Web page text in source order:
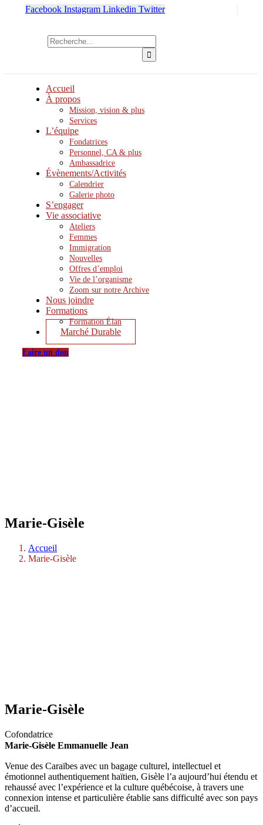
Facebook Instagram Linkedin Twitter
Accueil
À propos
Mission, vision & plus
Services
L’équipe
Fondatrices
Personnel, CA & plus
Ambassadrice
Évènements/Activités
Calendrier
Galerie photo
S’engager
Vie associative
Ateliers
Femmes
Immigration
Nouvelles
Offres d’emploi
Vie de l’organisme
Zoom sur notre Archive
Nous joindre
Formations
Formation Élan
Marché Durable
Faire un don
Marie-Gisèle
Accueil
Marie-Gisèle
Marie-Gisèle
Cofondatrice
Marie-Gisèle Emmanuelle Jean
Venue des Caraïbes avec un bagage culturel, intellectuel et
émotionnel authentiquement haïtien, Gisèle l’a aujourd’hui étendu et
rehaussé avec l’expérience et la culture québécoise, à travers une
connexion intense et particulière établie sans difficulté avec son pays
d’accueil.